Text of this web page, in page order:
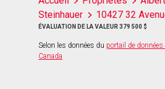
Steinhauer
10427 32
ÉVALUATION DE LA VALEUR 379 500 $
Selon les données du portail de
Canada